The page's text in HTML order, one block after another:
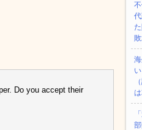
Do you accept their